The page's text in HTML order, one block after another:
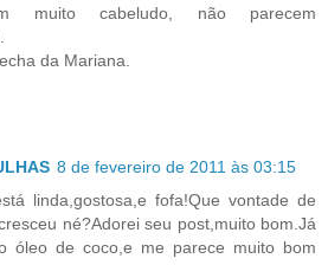
muito cabeludo, não parecem
da Mariana.
8 de fevereiro de 2011 às 03:15
linda,gostosa,e fofa!Que vontade de
né?Adorei seu post,muito bom.Já
óleo de coco,e me parece muito bom